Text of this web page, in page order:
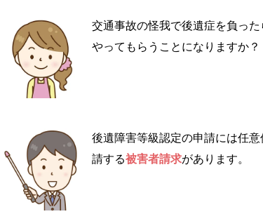
交通事故の怪我で後遺症を負っ
やってもらうことになりますか？
後遺障害等級認定の申請には任意
請する被害者請求があります。